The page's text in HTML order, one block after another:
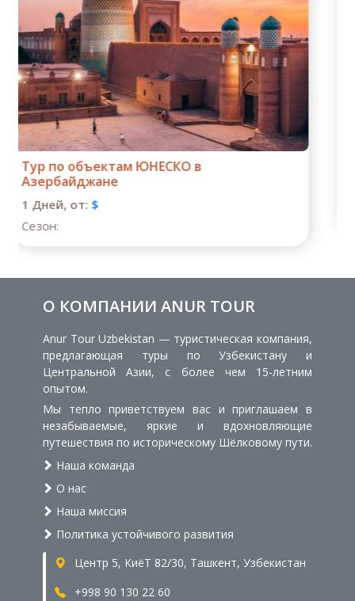
Тур «Лучшее в Азербайджане»
1 Дней,от: $
Сезон:
О КОМПАНИИ ANUR TOUR
Anur Tour Uzbekistan — туристическая компания,
предлагающая туры по Узбекистану и
Центральной Азии, с более чем 15-летним
опытом.
Мы тепло приветствуем вас и приглашаем в
незабываемые, яркие и вдохновляющие
путешествия по историческому Шёлковому пути.
Наша команда
О нас
Наша миссия
Политика устойчивого развития
Центр 5, КиёТ 82/30, Ташкент, Узбекистан
+998 90 130 22 60